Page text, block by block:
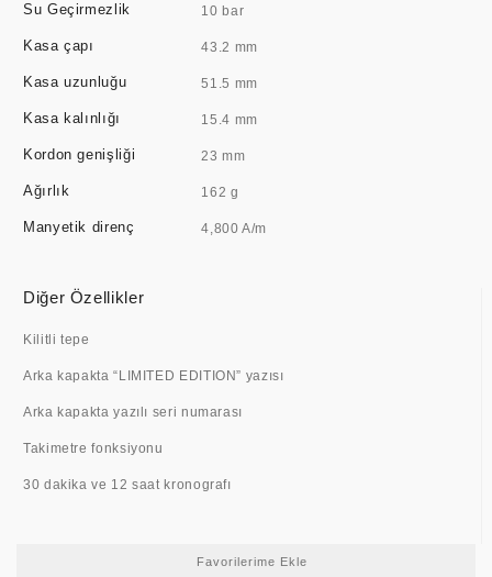
Su Geçirmezlik 10 bar
Kasa çapı 43.2 mm
Kasa uzunluğu 51.5 mm
Kasa kalınlığı 15.4 mm
Kordon genişliği 23 mm
Ağırlık 162 g
Manyetik direnç 4,800 A/m
Diğer Özellikler
Kilitli tepe
Arka kapakta “LIMITED EDITION” yazısı
Arka kapakta yazılı seri numarası
Takimetre fonksiyonu
30 dakika ve 12 saat kronografı